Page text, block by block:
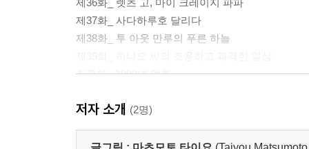
제36화_ 렛츠 고, 마이 크레이지 파파
제37화_ 사다하루호 달리다
제38화_ 투 아웃 만루의 푸른 하늘
최종화_ 1992년 여름
저자 소개 (2명)